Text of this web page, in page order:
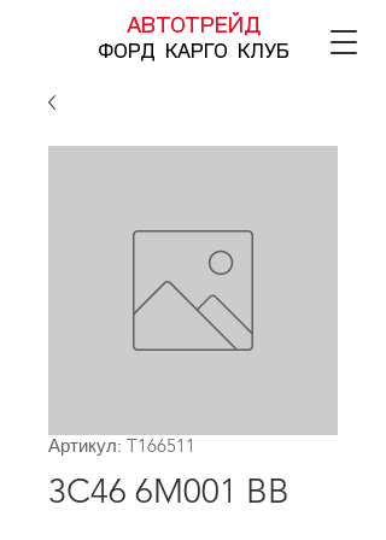
АВТОТРЕЙД
ФОРД КАРГО КЛУБ
Артикул: T166511
3C46 6M001 BB